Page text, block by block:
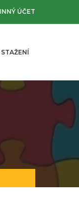
ÚČET
STAŽENÍ